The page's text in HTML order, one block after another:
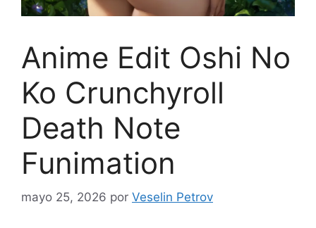
Anime Edit Oshi No
Ko Crunchyroll
Death Note
Funimation
mayo 25, 2026 por Veselin Petrov